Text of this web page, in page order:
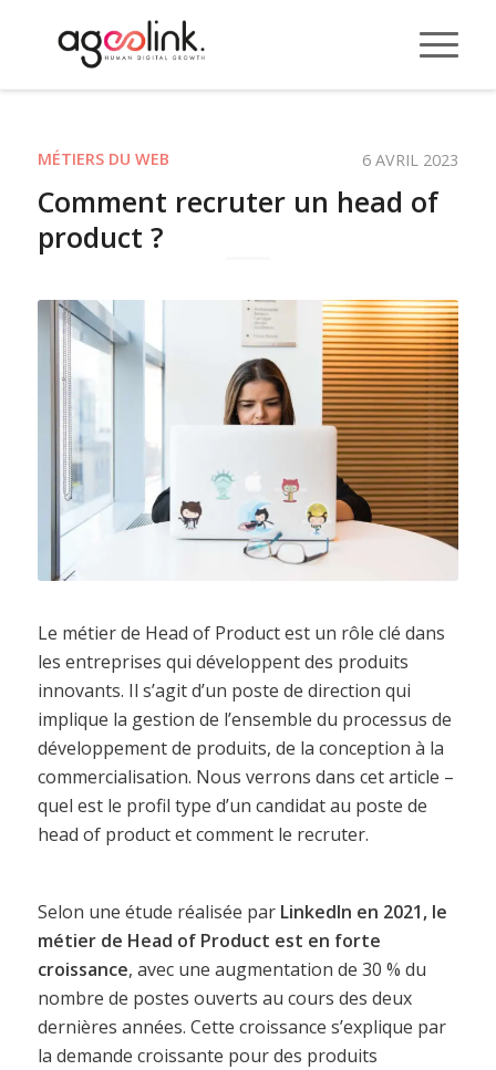
MÉTIERS DU WEB 6 AVRIL 2023
Comment recruter un head of
product ?
Le métier de Head of Product est un rôle clé dans
les entreprises qui développent des produits
innovants. Il s’agit d’un poste de direction qui
implique la gestion de l’ensemble du processus de
développement de produits, de la conception à la
commercialisation. Nous verrons dans cet article –
quel est le profil type d’un candidat au poste de
head of product et comment le recruter.
Selon une étude réalisée par LinkedIn en 2021, le
métier de Head of Product est en forte
croissance, avec une augmentation de 30 % du
nombre de postes ouverts au cours des deux
dernières années. Cette croissance s’explique par
la demande croissante pour des produits